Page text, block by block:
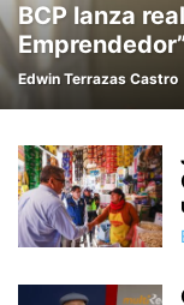
BCP lanza
Edwin Terrazas Castro